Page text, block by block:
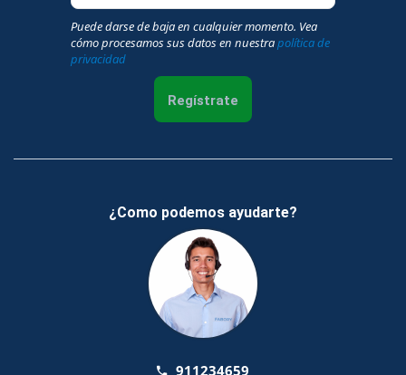
Puede darse de baja en cualquier momento. Vea
cómo procesamos sus datos en nuestrapolítica de
privacidad
Regístrate
¿Como podemos ayudarte?
911234659